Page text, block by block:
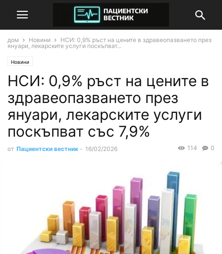
дом Новини
НСИ: 0,9% ръст на цените в здравеопазването през
януари, лекарските услуги поскъпват...
Новини
НСИ: 0,9% ръст на цените в
здравеопазването през
януари, лекарските услуги
поскъпват със 7,9%
от Пациентски вестник - 16/02/2026 0
114